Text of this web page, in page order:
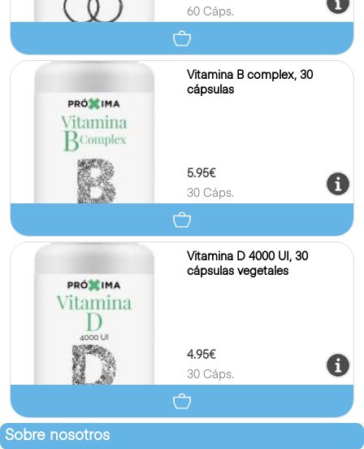
60 Cáps.
Vitamina B complex, 30
cápsulas
5.95€
30 Cáps.
Vitamina D 4000 UI, 30
cápsulas vegetales
4.95€
30 Cáps.
Sobre nosotros